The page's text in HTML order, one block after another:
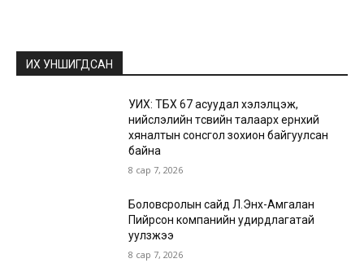
ИХ УНШИГДСАН
УИХ: ТБХ 67 асуудал хэлэлцэж,
нийслэлийн төсвийн талаарх ерөнхий
хяналтын сонсгол зохион байгуулсан
байна
8 сар 7, 2026
Боловсролын сайд Л.Энх-Амгалан
Пийрсон компанийн удирдлагатай
уулзжээ
8 сар 7, 2026